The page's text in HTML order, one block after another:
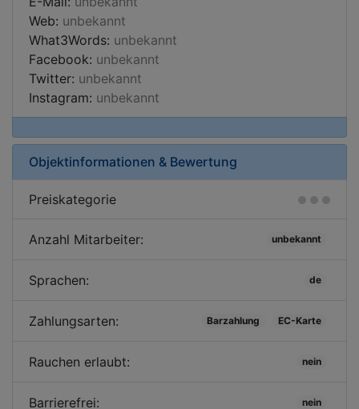
Web: unbekannt
What3Words: unbekannt
Facebook: unbekannt
Twitter: unbekannt
Instagram: unbekannt
Objektinformationen & Bewertung
Preiskategorie
Anzahl Mitarbeiter: unbekannt
Sprachen: de
Zahlungsarten: Barzahlung EC-Karte
Rauchen erlaubt: nein
Barrierefrei: nein